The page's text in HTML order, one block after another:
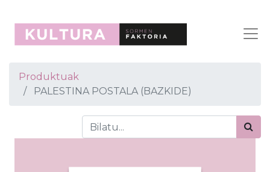
Produktuak
PALESTINA POSTALA (BAZKIDE)